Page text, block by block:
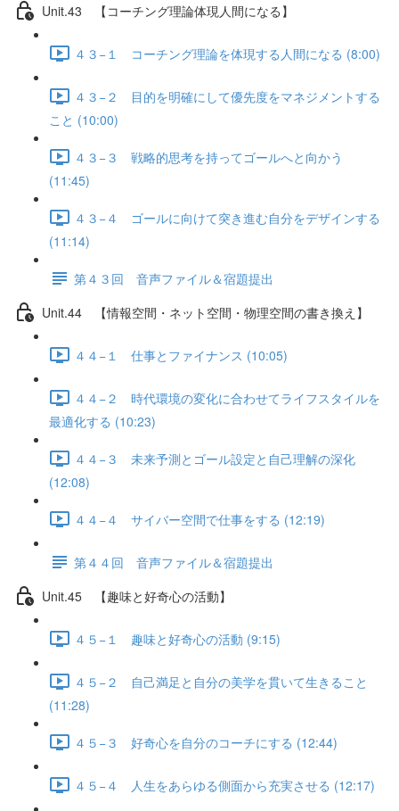
Unit.43 【コーチング理論体現人間になる】
４３−１ コーチング理論を体現する人間になる (8:00)
４３−２ 目的を明確にして優先度をマネジメントする
こと (10:00)
４３−３ 戦略的思考を持ってゴールへと向かう
(11:45)
４３−４ ゴールに向けて突き進む自分をデザインする
(11:14)
第４３回 音声ファイル＆宿題提出
Unit.44 【情報空間・ネット空間・物理空間の書き換え】
４４−１ 仕事とファイナンス (10:05)
４４−２ 時代環境の変化に合わせてライフスタイルを
最適化する (10:23)
４４−３ 未来予測とゴール設定と自己理解の深化
(12:08)
４４−４ サイバー空間で仕事をする (12:19)
第４４回 音声ファイル＆宿題提出
Unit.45 【趣味と好奇心の活動】
４５−１ 趣味と好奇心の活動 (9:15)
４５−２ 自己満足と自分の美学を貫いて生きること
(11:28)
４５−３ 好奇心を自分のコーチにする (12:44)
４５−４ 人生をあらゆる側面から充実させる (12:17)